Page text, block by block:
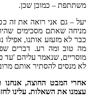
משתתפת – כמובן שכן.
יעל – גם אני רואה את זה
מניחה שאתם מסכימים
כבר לא מזעזע אותנו, אפילו
מה טוב ומה רע. דברים
מוסריים, שנאמר עליהם 'עד
לא מנסים להסתיר אותם
אחרי המבט החוצה, אנחנו
עצמנו את השאלות. עלינו